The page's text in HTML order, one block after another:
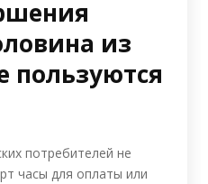
из
пользуются
потребителей не
часы для оплаты или